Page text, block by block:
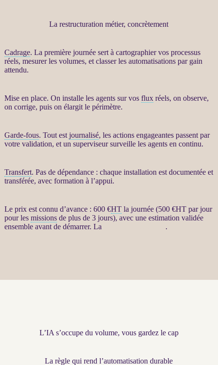
La restructuration métier, concrètement
Cadrage. La première journée sert à cartographier vos processus
réels, mesurer les volumes, et classer les automatisationspar gain
attendu.
Mise en place. On installe les agentssur vos fluxréels, on observe,
on corrige, puis on élargit le périmètre.
Garde-fous. Tout est journalisé, les actions engageantes passent par
votre validation, et un superviseur surveille les agentsen continu.
Transfert. Pas de dépendance : chaque installation est documentée et
transférée, avec formation à l’appui.
Le prix est connu d’avance : 600 €HTla journée (500 €HTpar jour
pour les missionsde plus de 3 jours), avec une estimation validée
ensemble avant de démarrer. La
.
L’IA s’occupe du volume, vous gardez le cap
La règle qui rend l’automatisation durable